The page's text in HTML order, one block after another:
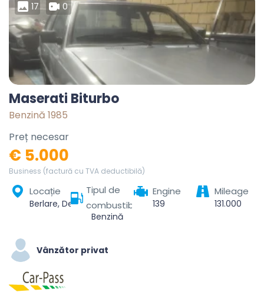
17 0
Maserati Biturbo
Benzină 1985
Preț necesar
€ 5.000
Business (factură cu TVA deductibilă)
Locație
Berlare, Dendermonde, Oost-Vlaanderen, Vlaanderen, 9290, België
Tipul de
combustibil
Benzină
Engine
139
Mileage
131.000
Vânzător privat